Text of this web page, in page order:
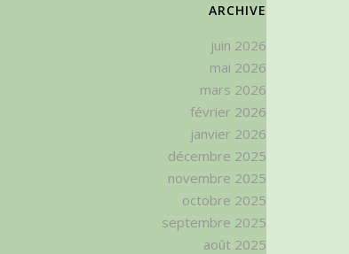
ARCHIVE
juin 2026
mai 2026
mars 2026
février 2026
janvier 2026
décembre 2025
novembre 2025
octobre 2025
septembre 2025
août 2025